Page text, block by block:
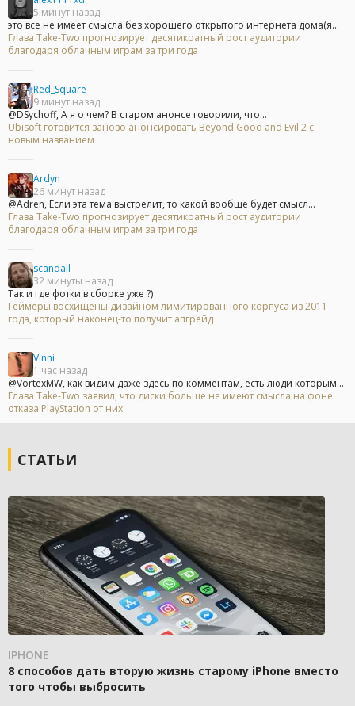
5 минут назад
это все не имеет смысла без хорошего открытого интернета дома(я...
Глава Take-Two прогнозирует десятикратный рост аудитории
благодаря облачным играм за три года
Red_Square
9 минут назад
@DSychoff, А я о чем? В старом анонсе говорили, что...
Ubisoft готовится заново анонсировать Beyond Good and Evil 2 с
новым названием
Ardyn
26 минут назад
@Adren, Если эта тема выстрелит, то какой вообще будет смысл...
Глава Take-Two прогнозирует десятикратный рост аудитории
благодаря облачным играм за три года
scandall
32 минуты назад
Так и где фотки в сборке уже ?)
Геймеры восхищены дизайном лимитированного корпуса из 2011
года, который наконец-то получит апгрейд
Vinni
1 час назад
@VortexMW, как видим даже здесь по комментам, есть люди которым...
Глава Take-Two заявил, что диски больше не имеют смысла на фоне
отказа PlayStation от них
СТАТЬИ
IPHONE
8 способов дать вторую жизнь старому iPhone вместо
того чтобы выбросить